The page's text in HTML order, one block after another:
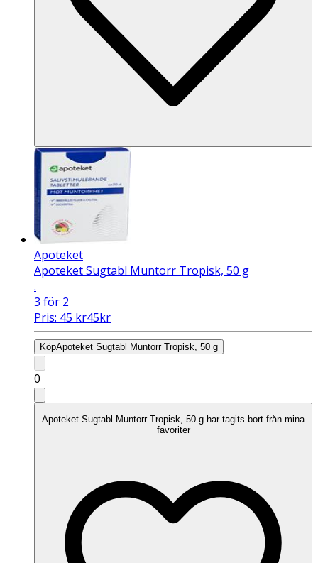
Apoteket
Apoteket Sugtabl Muntorr Tropisk, 50 g
.
3 för 2
Pris: 45 kr45kr
KöpApoteket Sugtabl Muntorr Tropisk, 50 g
0
Apoteket Sugtabl Muntorr Tropisk, 50 g har tagits bort från mina
favoriter